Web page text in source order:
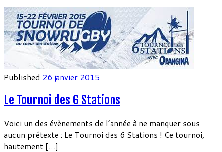
Published 26 janvier 2015
Le Tournoi des 6 Stations
Voici un des évènements de l’année à ne manquer sous
aucun prétexte : Le Tournoi des 6 Stations ! Ce tournoi,
hautement […]